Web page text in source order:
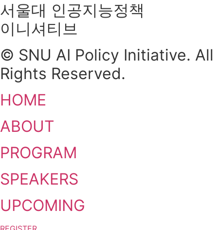
서울대 인공지능정책
이니셔티브
© SNU AI Policy Initiative. All
Rights Reserved.
HOME
ABOUT
PROGRAM
SPEAKERS
UPCOMING